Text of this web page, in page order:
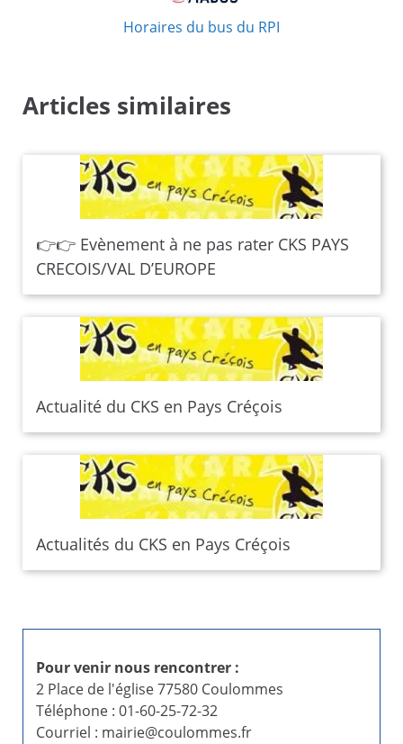
Horaires du bus du RPI
Articles similaires
👉👉 Evènement à ne pas rater CKS PAYS
CRECOIS/VAL D’EUROPE
Actualité du CKS en Pays Créçois
Actualités du CKS en Pays Créçois
Pour venir nous rencontrer :
2 Place de l'église 77580 Coulommes
Téléphone : 01-60-25-72-32
Courriel : mairie@coulommes.fr